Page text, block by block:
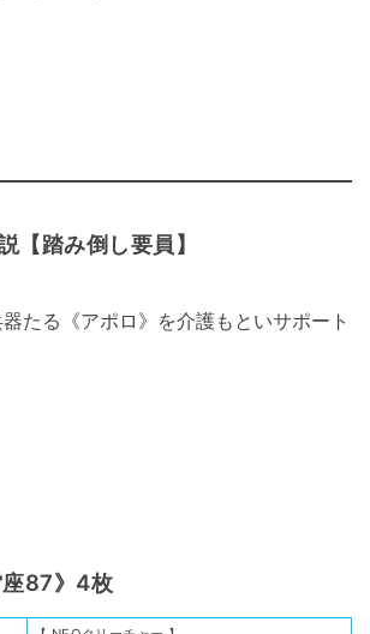
【踏み倒し要員】
たる《アポロ》を介護もといサポート
座87》4枚